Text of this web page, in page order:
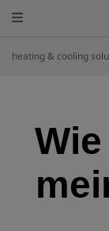
heating & cooling